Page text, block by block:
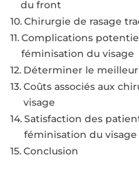
du front
Chirurgie de rasage
Complications
féminisation du visage
Déterminer le
Coûts associés aux
visage
Satisfaction des
féminisation du visage
Conclusion